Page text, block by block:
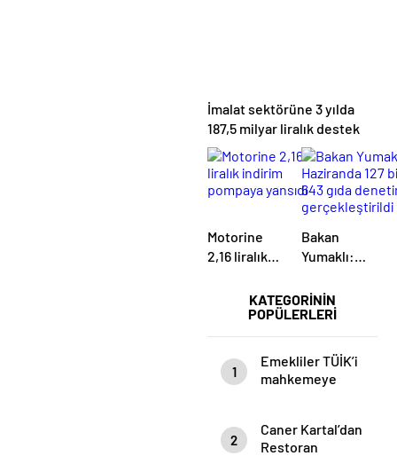
KATEGORİNİN
POPÜLERLERİ
1
Emekliler TÜİK’i
mahkemeye
2
Caner Kartal’dan
Restoran
İmalat sektörüne 3 yılda
187,5 milyar liralık destek
Motorine
2,16 liralık
pompaya
yansıdı
Bakan
Yumaklı:
127 bin 643
gıda
denetimi
gerçekleştirildi